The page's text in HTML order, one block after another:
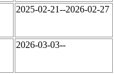
2025-02-21--2026-02-27
2026-03-03--